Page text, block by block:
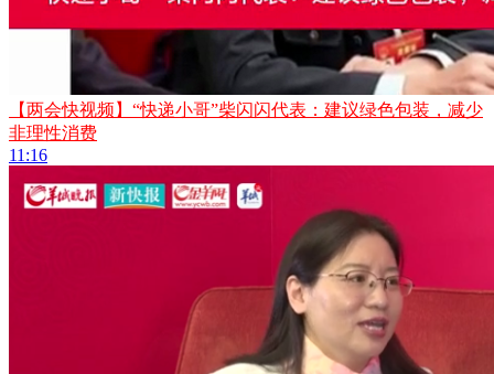
【两会快视频】“快递小哥”柴闪闪代表：建议绿色包装，减少
非理性消费
11:16